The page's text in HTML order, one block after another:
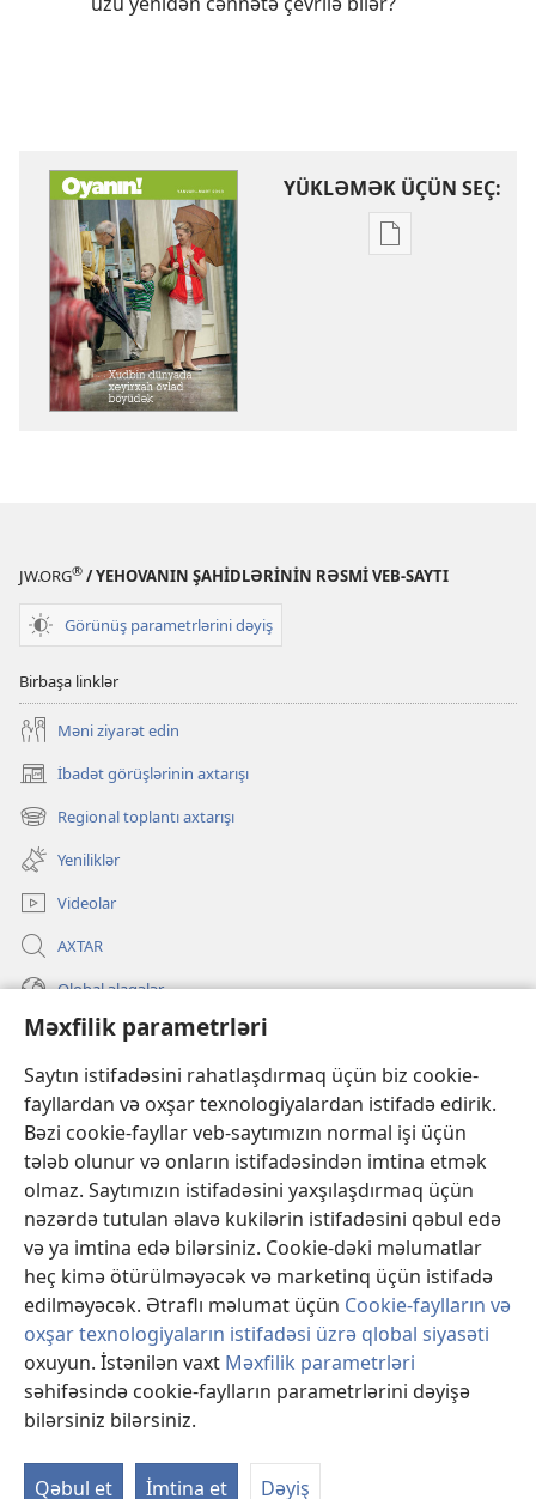
Məxfilik parametrləri
Saytın istifadəsini rahatlaşdırmaq üçün biz cookie-
fayllardan və oxşar texnologiyalardan istifadə edirik.
Bəzi cookie-fayllar veb-saytımızın normal işi üçün
tələb olunur və onların istifadəsindən imtina etmək
olmaz. Saytımızın istifadəsini yaxşılaşdırmaq üçün
nəzərdə tutulan əlavə kukilərin istifadəsini qəbul edə
və ya imtina edə bilərsiniz. Cookie-dəki məlumatlar
heç kimə ötürülməyəcək və marketinq üçün istifadə
edilməyəcək. Ətraflı məlumat üçün Cookie-faylların və
oxşar texnologiyaların istifadəsi üzrə qlobal siyasəti
oxuyun. İstənilən vaxt Məxfilik parametrləri
səhifəsində cookie-faylların parametrlərini dəyişə
bilərsiniz bilərsiniz.
Qəbul et İmtina et Dəyiş
YÜKLƏMƏK ÜÇÜN SEÇ:
Nəşrləri
JW.ORG® / YEHOVANIN ŞAHİDLƏRİNİN RƏSMİ VEB-SAYTI
Görünüş parametrlərini dəyiş
Birbaşa linklər
Məni ziyarət edin
İbadət görüşlərinin axtarışı
(yeni
pəncərə
açılır)
Regional toplantı axtarışı
(yeni
pəncərə
açılır)
Yeniliklər
Videolar
AXTAR
Qlobal əlaqələr
KÖMƏK
(yeni
pəncərə
Gözətçi qülləsinin ONLAYN KİTABXANASI™
(yeni
pəncərə
açılır) JW Hub
(yeni
pəncərə
açılır)
«JW Library»®
Copyright© 2026 Watch Tower Bible and Tract Society of Pennsylvania.
İSTİFADƏ ŞƏRTLƏRİ